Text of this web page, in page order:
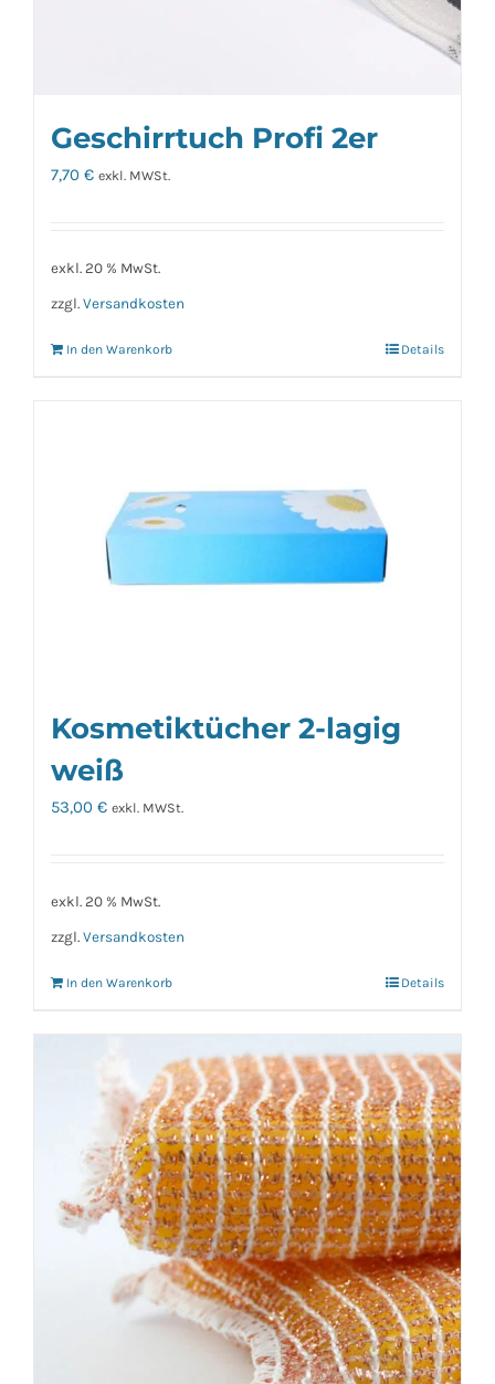
Geschirrtuch Profi 2er
7,70 € exkl. MWSt.
exkl. 20 % MwSt.
zzgl. Versandkosten
In den Warenkorb Details
Kosmetiktücher 2-lagig
weiß
53,00 € exkl. MWSt.
exkl. 20 % MwSt.
zzgl. Versandkosten
In den Warenkorb Details